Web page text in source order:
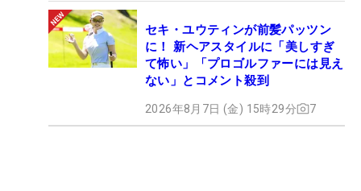
セキ・ユウティンが前髪パッツン
に！ 新ヘアスタイルに「美しすぎ
て怖い」「プロゴルファーには見え
ない」とコメント殺到
2026年8月7日 (金) 15時29分 7